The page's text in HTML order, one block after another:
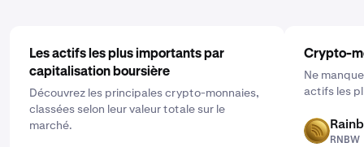
Les actifs les plus importants par
capitalisation boursière
Découvrez les principales crypto-monnaies,
classées selon leur valeur totale sur le
marché.
Crypto-
Ne
actifs les
RNBW
RNBW